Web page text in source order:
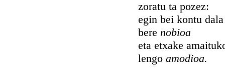
zoratu ta pozez:
egin bei kontu dala
bere nobioa
eta etxake
lengo amodioa.